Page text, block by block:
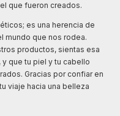
que fueron creados.
es una herencia de
mundo que nos rodea.
productos, sientas esa
y que tu piel y tu cabello
Gracias por confiar en
viaje hacia una belleza